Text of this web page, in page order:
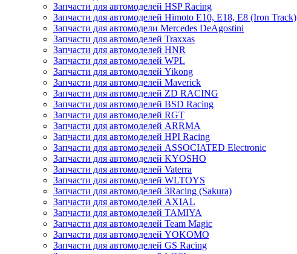
Запчасти для автомоделей HSP Racing
Запчасти для автомоделей Himoto E10, E18, E8 (Iron Track)
Запчасти для автомодели Mercedes DeAgostini
Запчасти для автомоделей Traxxas
Запчасти для автомоделей HNR
Запчасти для автомоделей WPL
Запчасти для автомоделей Yikong
Запчасти для автомоделей Maverick
Запчасти для автомоделей ZD RACING
Запчасти для автомоделей BSD Racing
Запчасти для автомоделей RGT
Запчасти для автомоделей ARRMA
Запчасти для автомоделей HPI Racing
Запчасти для автомоделей ASSOCIATED Electronic
Запчасти для автомоделей KYOSHO
Запчасти для автомоделей Vaterra
Запчасти для автомоделей WLTOYS
Запчасти для автомоделей 3Racing (Sakura)
Запчасти для автомоделей AXIAL
Запчасти для автомоделей TAMIYA
Запчасти для автомоделей Team Magic
Запчасти для автомоделей YOKOMO
Запчасти для автомоделей GS Racing